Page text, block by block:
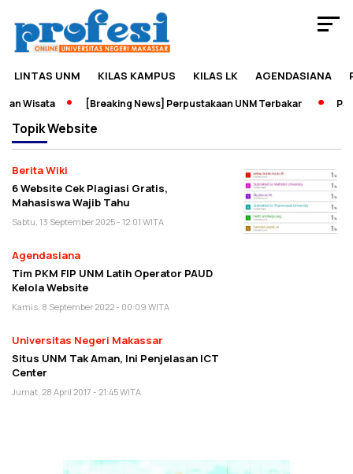
LINTAS UNM KILAS KAMPUS KILAS LK AGENDASIANA
Wisata [Breaking News] Perpustakaan UNM Terbakar
TopikWebsite
Berita Wiki
6 Website Cek Plagiasi Gratis,
Mahasiswa Wajib Tahu
Sabtu, 13 September 2025 - 12:01 WITA
Agendasiana
Tim PKM FIP UNM Latih Operator PAUD
Kelola Website
Kamis, 8 September 2022 - 00:09 WITA
Universitas Negeri Makassar
Situs UNM Tak Aman, Ini Penjelasan ICT
Center
Jumat, 28 April 2017 - 21:45 WITA